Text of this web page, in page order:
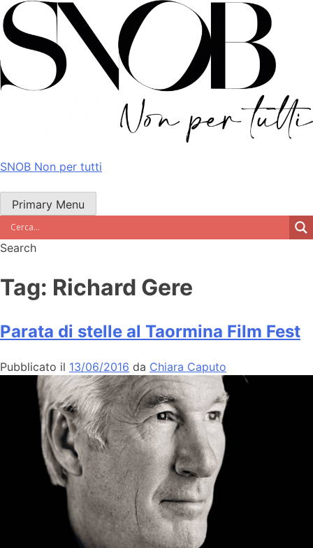
Skip
to
content
SNOB Non per tutti
Primary Menu
Search
Tag: Richard Gere
Parata di stelle al Taormina Film Fest
Pubblicato il 13/06/2016 da Chiara Caputo